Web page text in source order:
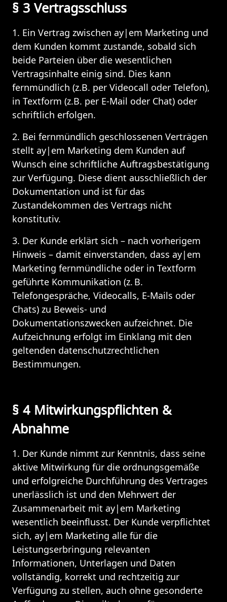
§ 3 Vertragsschluss
1. Ein Vertrag zwischen ay|em Marketing und
dem Kunden kommt zustande, sobald sich
beide Parteien über die wesentlichen
Vertragsinhalte einig sind. Dies kann
fernmündlich (z.B. per Videocall oder Telefon),
in Textform (z.B. per E-Mail oder Chat) oder
schriftlich erfolgen.
2. Bei fernmündlich geschlossenen Verträgen
stellt ay|em Marketing dem Kunden auf
Wunsch eine schriftliche Auftragsbestätigung
zur Verfügung. Diese dient ausschließlich der
Dokumentation und ist für das
Zustandekommen des Vertrags nicht
konstitutiv.
3. Der Kunde erklärt sich – nach vorherigem
Hinweis – damit einverstanden, dass ay|em
Marketing fernmündliche oder in Textform
geführte Kommunikation (z. B.
Telefongespräche, Videocalls, E-Mails oder
Chats) zu Beweis- und
Dokumentationszwecken aufzeichnet. Die
Aufzeichnung erfolgt im Einklang mit den
geltenden datenschutzrechtlichen
Bestimmungen.
§ 4 Mitwirkungspflichten &
Abnahme
1. Der Kunde nimmt zur Kenntnis, dass seine
aktive Mitwirkung für die ordnungsgemäße
und erfolgreiche Durchführung des Vertrages
unerlässlich ist und den Mehrwert der
Zusammenarbeit mit ay|em Marketing
wesentlich beeinflusst. Der Kunde verpflichtet
sich, ay|em Marketing alle für die
Leistungserbringung relevanten
Informationen, Unterlagen und Daten
vollständig, korrekt und rechtzeitig zur
Verfügung zu stellen, auch ohne gesonderte